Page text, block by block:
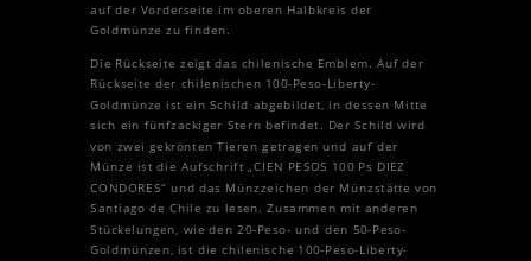
auf der Vorderseite im oberen Halbkreis der
Goldmünze zu finden.
Die Rückseite zeigt das chilenische Emblem. Auf der
Rückseite der chilenischen 100-Peso-Liberty-
Goldmünze ist ein Schild abgebildet, in dessen Mitte
sich ein fünfzackiger Stern befindet. Der Schild wird
von zwei gekrönten Tieren getragen und auf der
Münze ist die Aufschrift „CIEN PESOS 100 Ps DIEZ
CONDORES“ und das Münzzeichen der Münzstätte von
Santiago de Chile zu lesen. Zusammen mit anderen
Stückelungen, wie den 20-Peso- und den 50-Peso-
Goldmünzen, ist die chilenische 100-Peso-Liberty-